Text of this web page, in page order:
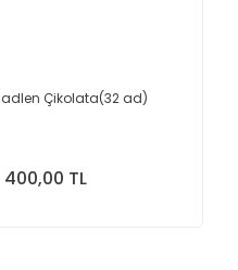
Çikolata(32 ad)
400,00 TL